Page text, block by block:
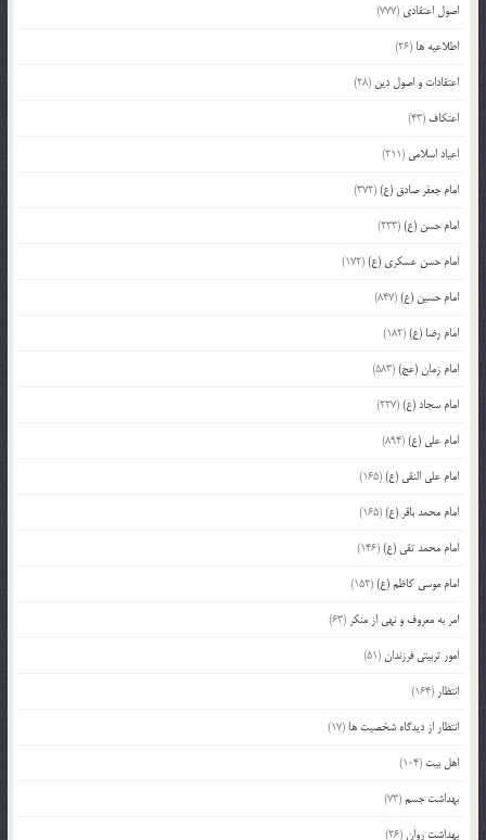
اصول اعتقادی (777)
اطلاعیه ها (26)
اعتقادات و اصول دین (28)
اعتکاف (43)
اعیاد اسلامی (211)
امام جعفر صادق (ع)(372)
امام حسن (ع)(233)
امام حسن عسکری (ع)(172)
امام حسین (ع)(847)
امام رضا (ع)(182)
امام زمان (عج)(583)
امام سجاد (ع)(227)
امام علی (ع)(894)
امام علی النقی (ع)(165)
امام محمد باقر (ع)(165)
امام محمد تقی (ع)(146)
امام موسی کاظم (ع)(152)
امر به معروف و نهی از منکر (63)
امور تربیتی فرزندان(51)
انتظار (164)
انتظار از دیدگاه شخصیت ها (17)
اهل بیت (104)
بهداشت جسم(73)
بهداشت روان(26)